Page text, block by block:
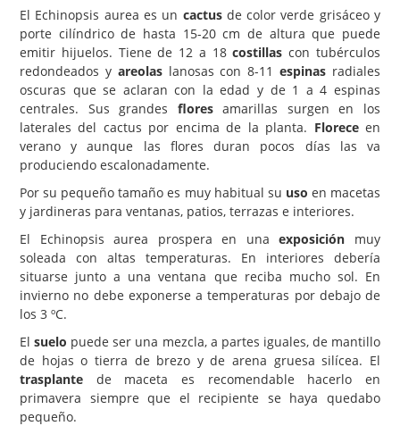
El Echinopsis aurea es un cactusde color verde grisáceo y
porte cilíndrico de hasta 15-20 cm de altura que puede
emitir hijuelos. Tiene de 12 a 18costillas con tubérculos
redondeados y areolaslanosas con 8-11espinas radiales
oscuras que se aclaran con la edad y de 1 a 4 espinas
centrales. Sus grandes floresamarillas surgen en los
laterales del cactus por encima de la planta. Floreceen
verano y aunque las flores duran pocos días las va
produciendo escalonadamente.
Por su pequeño tamaño es muy habitual su uso en macetas
y jardineras para ventanas, patios, terrazas e interiores.
El Echinopsis aurea prospera en unaexposición muy
soleada con altas temperaturas. En interiores debería
situarse junto a una ventana que reciba mucho sol. En
invierno no debe exponerse a temperaturas por debajo de
los 3 ºC.
Elsuelo puede ser una mezcla, a partes iguales, de mantillo
de hojas o tierra de brezo y de arena gruesa silícea. El
trasplante de maceta es recomendable hacerlo en
primavera siempre que el recipiente se haya quedabo
pequeño.